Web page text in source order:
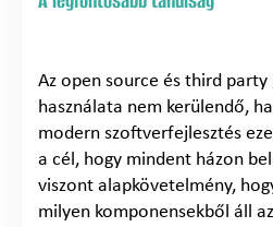
Az open source és third
használata nem kerülendő,
modern szoftverfejlesztés
a cél, hogy mindent házon
viszont alapkövetelmény,
milyen komponensekből áll